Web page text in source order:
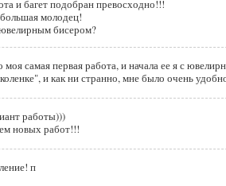
и багет подобран превосходно!!!
молодец!
бисером?
самая первая работа, и начала ее я с
бисера. Вышивала на "коленке", и как ни странно, мне было очень
работы)))
новых работ!!!
п